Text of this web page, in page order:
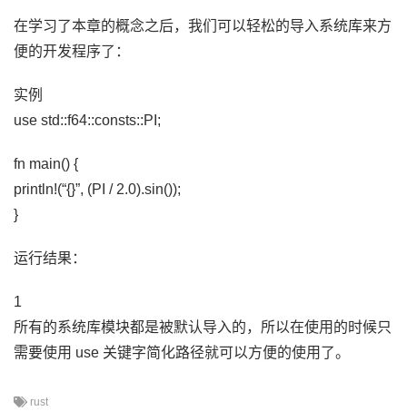
在学习了本章的概念之后，我们可以轻松的导入系统库来方
便的开发程序了：
实例
use std::f64::consts::PI;
fn main() {
println!(“{}”, (PI / 2.0).sin());
}
运行结果：
1
所有的系统库模块都是被默认导入的，所以在使用的时候只
需要使用 use 关键字简化路径就可以方便的使用了。
rust